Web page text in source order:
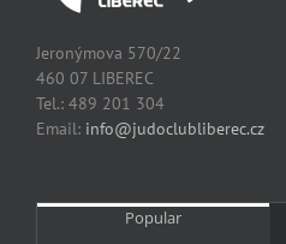
Jeronýmova 570/22
460 07 LIBEREC
Tel.: 489 201 304
Email: info@judoclubliberec.cz
Popular